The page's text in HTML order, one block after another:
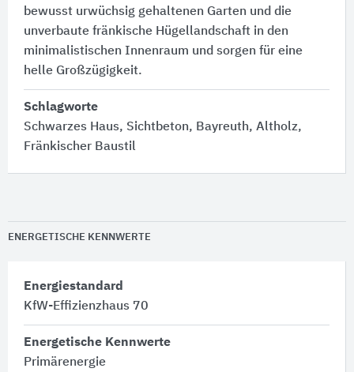
bewusst urwüchsig gehaltenen Garten und die
unverbaute fränkische Hügellandschaft in den
minimalistischen Innenraum und sorgen für eine
helle Großzügigkeit.
Schlagworte
Schwarzes Haus, Sichtbeton, Bayreuth, Altholz,
Fränkischer Baustil
ENERGETISCHE KENNWERTE
Energiestandard
KfW-Effizienzhaus 70
Energetische Kennwerte
Primärenergie